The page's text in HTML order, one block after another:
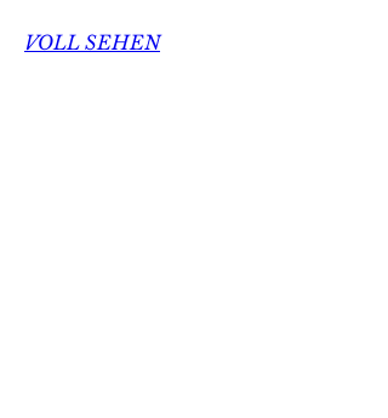
VOLL SEHEN